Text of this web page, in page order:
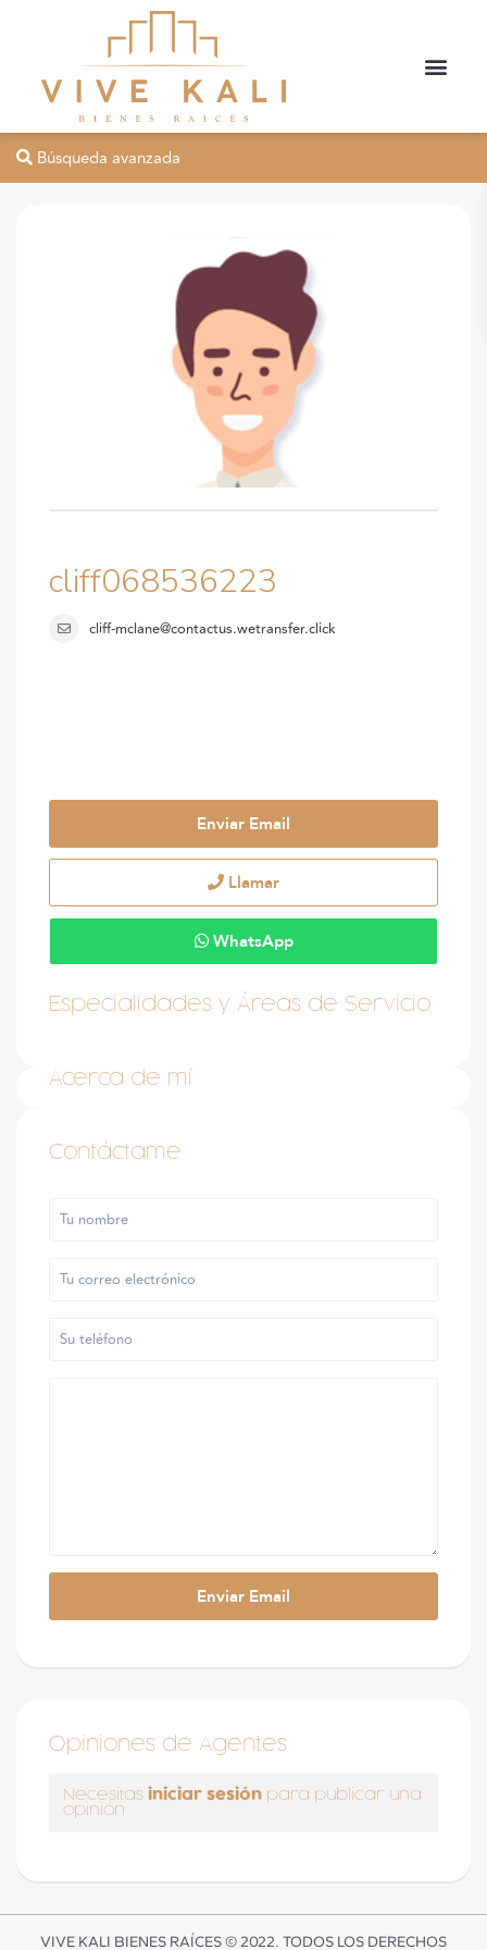
Búsqueda avanzada
cliff068536223
cliff-mclane@contactus.wetransfer.click
Enviar Email
Llamar
WhatsApp
Especialidades y Áreas de Servicio
Acerca de mí
Contáctame
Opiniones de Agentes
Necesitas iniciar sesión para publicar una
opinión
VIVE KALI BIENES RAÍCES © 2022. TODOS LOS DERECHOS